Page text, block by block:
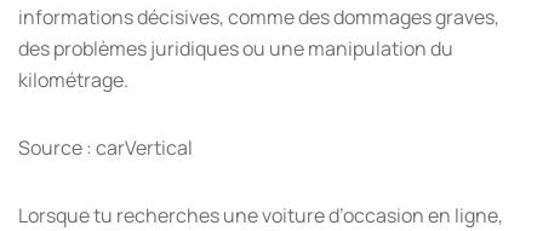
informations décisives, comme des dommages graves,
des problèmes juridiques ou une manipulation du
kilométrage.
Source : carVertical
Lorsque tu recherches une voiture d’occasion en ligne,